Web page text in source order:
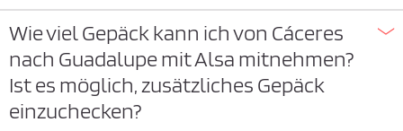
Wie viel Gepäck kann ich von Cáceres
nach Guadalupe mit Alsa mitnehmen?
Ist es möglich, zusätzliches Gepäck
einzuchecken?